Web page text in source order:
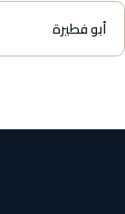
أبو فطيرة